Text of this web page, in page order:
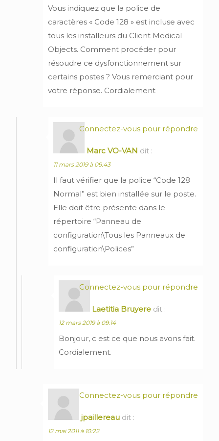
Vous indiquez que la police de
caractères « Code 128 » est incluse avec
tous les installeurs du Client Medical
Objects. Comment procéder pour
résoudre ce dysfonctionnement sur
certains postes ? Vous remerciant pour
votre réponse. Cordialement
Marc VO-VAN dit :
11 mars 2019 à 09:43
Il faut vérifier que la police “Code 128
Normal” est bien installée sur le poste.
Elle doit être présente dans le
répertoire “Panneau de
configuration\Tous les Panneaux de
configuration\Polices”
Connectez-vous pour répondre
Laetitia Bruyere dit :
12 mars 2019 à 09:14
Bonjour, c est ce que nous avons fait.
Cordialement.
Connectez-vous pour répondre
jpaillereau dit :
12 mai 2011 à 10:22
Connectez-vous pour répondre